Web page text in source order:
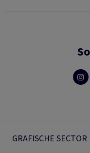
GRAFISCHE SECTOR